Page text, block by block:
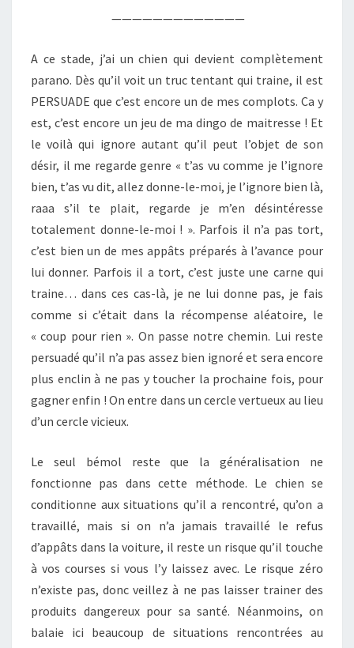
—————————————
A ce stade, j’ai un chien qui devient complètement
parano. Dès qu’il voit un truc tentant qui traine, il est
PERSUADE que c’est encore un de mes complots. Ca y
est, c’est encore un jeu de ma dingo de maitresse ! Et
le voilà qui ignore autant qu’il peut l’objet de son
désir, il me regarde genre « t’as vu comme je l’ignore
bien, t’as vu dit, allez donne-le-moi, je l’ignore bien là,
raaa s’il te plait, regarde je m’en désintéresse
totalement donne-le-moi ! ». Parfois il n’a pas tort,
c’est bien un de mes appâts préparés à l’avance pour
lui donner. Parfois il a tort, c’est juste une carne qui
traine… dans ces cas-là, je ne lui donne pas, je fais
comme si c’était dans la récompense aléatoire, le
« coup pour rien ». On passe notre chemin. Lui reste
persuadé qu’il n’a pas assez bien ignoré et sera encore
plus enclin à ne pas y toucher la prochaine fois, pour
gagner enfin ! On entre dans un cercle vertueux au lieu
d’un cercle vicieux.
Le seul bémol reste que la généralisation ne
fonctionne pas dans cette méthode. Le chien se
conditionne aux situations qu’il a rencontré, qu’on a
travaillé, mais si on n’a jamais travaillé le refus
d’appâts dans la voiture, il reste un risque qu’il touche
à vos courses si vous l’y laissez avec. Le risque zéro
n’existe pas, donc veillez à ne pas laisser trainer des
produits dangereux pour sa santé. Néanmoins, on
balaie ici beaucoup de situations rencontrées au